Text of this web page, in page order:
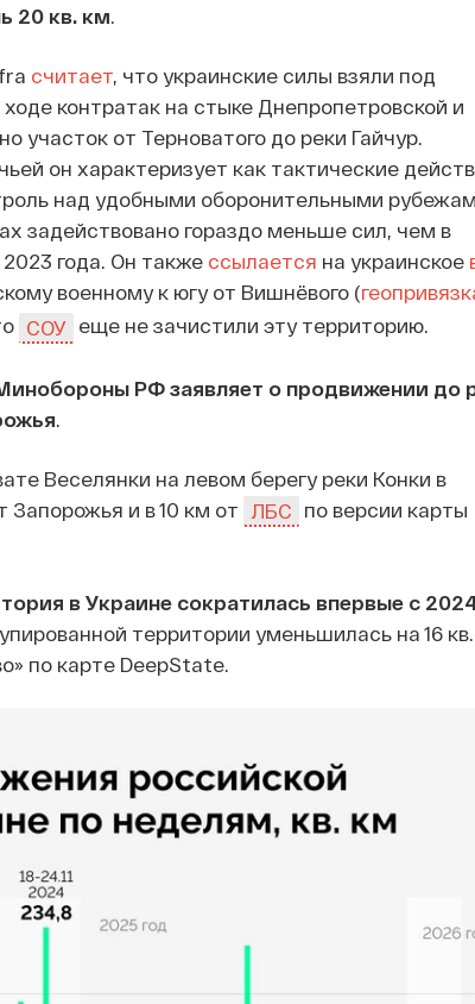
20 кв. км
считает, что украинские силы взяли под
контратак на стыке Днепропетровской и
участок от Терноватого до реки Гайчур.
он характеризует как тактические
над удобными оборонительными
задействовано гораздо меньше сил, чем в
года. Он также ссылается на украинское
военному к югу от Вишнёвого (
СОУ еще не зачистили эту территорию.
РФ заявляет о продвижении до
Веселянки на левом берегу реки Конки в
Запорожья и в 10 км от ЛБС по версии карты
в Украине сократилась впервые с
территории уменьшилась на 16
по карте DeepState.